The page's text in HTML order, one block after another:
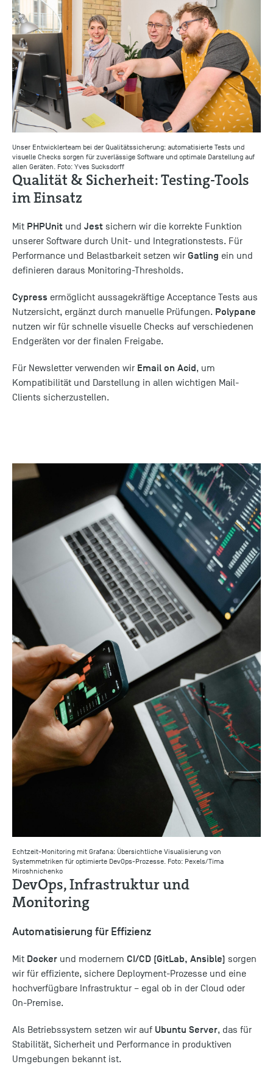
Unser Entwicklerteam bei der Qualitätssicherung: automatisierte Tests und
visuelle Checks sorgen für zuverlässige Software und optimale Darstellung auf
allen Geräten. Foto: Yves Sucksdorff
Qualität & Sicherheit: Testing-Tools
im Einsatz
Mit PHPUnit und Jest sichern wir die korrekte Funktion
unserer Software durch Unit- und Integrationstests. Für
Performance und Belastbarkeit setzen wir Gatling ein und
definieren daraus Monitoring-Thresholds.
Cypress ermöglicht aussagekräftige Acceptance Tests aus
Nutzersicht, ergänzt durch manuelle Prüfungen. Polypane
nutzen wir für schnelle visuelle Checks auf verschiedenen
Endgeräten vor der finalen Freigabe.
Für Newsletter verwenden wir Email on Acid, um
Kompatibilität und Darstellung in allen wichtigen Mail-
Clients sicherzustellen.
DevOps, Infrastruktur und
Monitoring
Automatisierung für Effizienz
Mit Docker und modernem CI/CD (GitLab, Ansible) sorgen
wir für effiziente, sichere Deployment-Prozesse und eine
hochverfügbare Infrastruktur – egal ob in der Cloud oder
On-Premise.
Als Betriebssystem setzen wir auf Ubuntu Server, das für
Stabilität, Sicherheit und Performance in produktiven
Umgebungen bekannt ist.
Echtzeit-Monitoring mit Grafana: Übersichtliche Visualisierung von
Systemmetriken für optimierte DevOps-Prozesse. Foto: Pexels/Tima
Miroshnichenko